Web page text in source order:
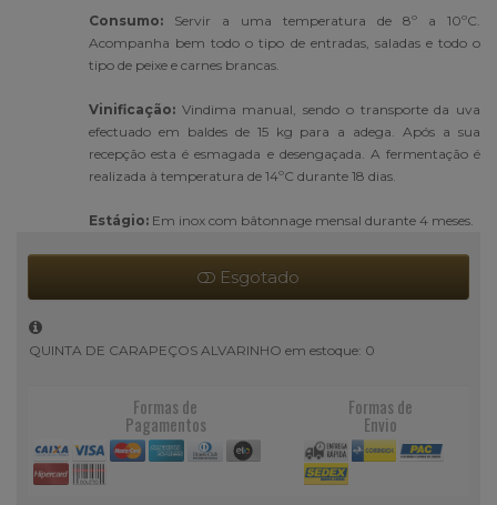
Consumo: Servir a uma temperatura de 8º a 10ºC.
Acompanha bem todo o tipo de entradas, saladas e todo o
tipo de peixe e carnes brancas.
Vinificação: Vindima manual, sendo o transporte da uva
efectuado em baldes de 15 kg para a adega. Após a sua
recepção esta é esmagada e desengaçada. A fermentação é
realizada à temperatura de 14ºC durante 18 dias.
Estágio: Em inox com bâtonnage mensal durante 4 meses.
Esgotado
QUINTA DE CARAPEÇOS ALVARINHO em estoque: 0
Formas de
Pagamentos
Formas de
Envio